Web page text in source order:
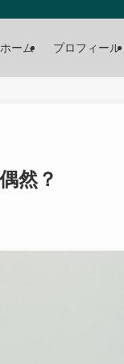
ホーム プロフィール
然？